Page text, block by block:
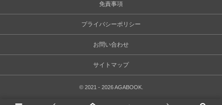
免責事項
プライバシーポリシー
お問い合わせ
サイトマップ
© 2021 - 2026 AGABOOK.